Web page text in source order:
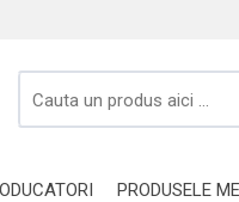
PRODUSELE